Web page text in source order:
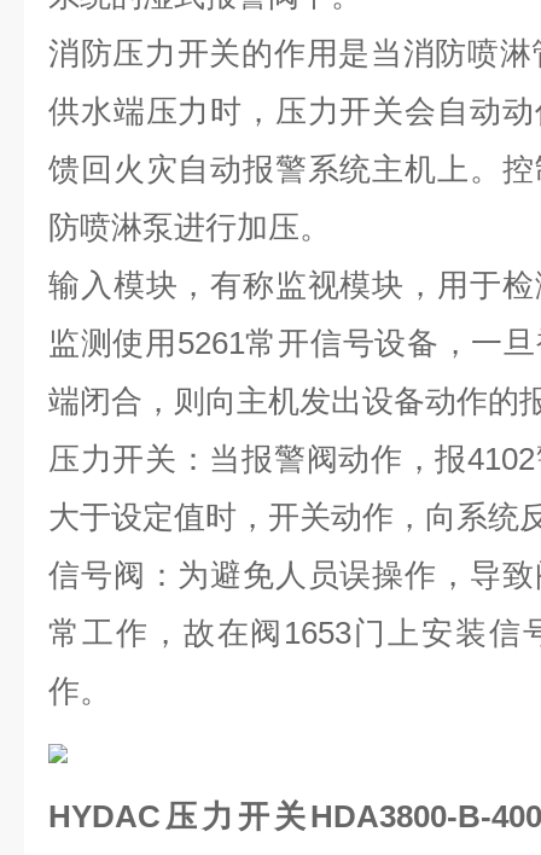
消防压力开关的作用是当消防喷
供水端压力时，压力开关会自动
馈回火灾自动报警系统主机上。
防喷淋泵进行加压。
输入模块，有称监视模块，用于
监测使用 5261常开信号设备，一
端闭合，则向主机发出设备动作的
压力开关：当报警阀动作，报4102
大于设定值时，开关动作，向系统
信号阀：为避免人员误操作，导
常工作，故在阀 1653门上安装信
作。
HYDAC压力开关HDA3800-B-